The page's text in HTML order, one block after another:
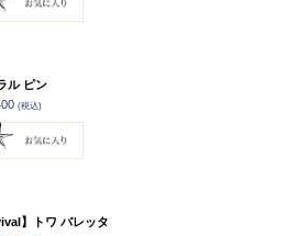
ル ピン
(税込)
】トワ バレッタ